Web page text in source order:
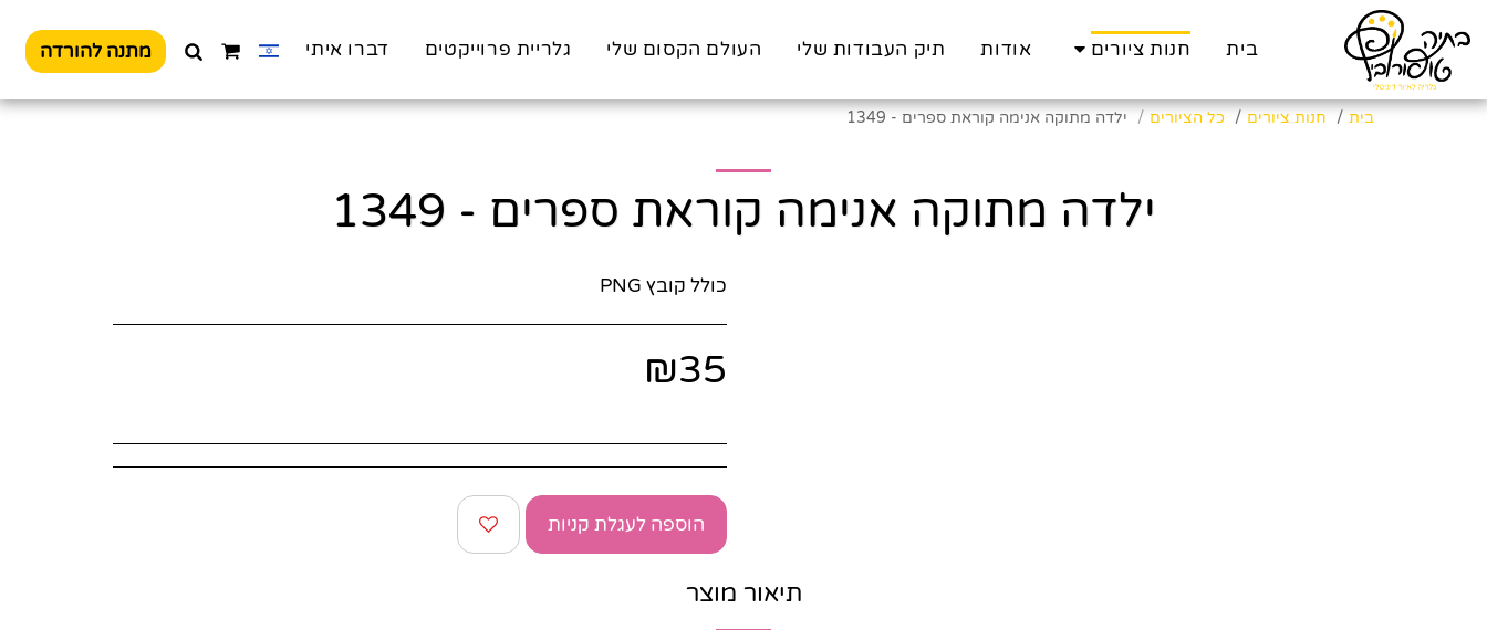
בית חנות ציורים אודות תיק העבודות שלי העולם הקסום שלי גלריית פרוייקטים דברו איתי מתנה להורדה
בית חנות ציורים כל הציורים ילדה מתוקה אנימה קוראת ספרים - 1349
ילדה מתוקה אנימה קוראת ספרים - 1349
כולל קובץ PNG
₪35
הוספה לעגלת קניות
תיאור מוצר